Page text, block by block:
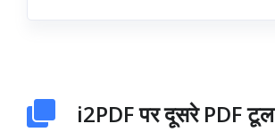
i2PDF पर दूसरे PDF टूल